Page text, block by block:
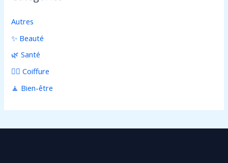
Autres
✨ Beauté
🌿 Santé
💇‍♀️ Coiffure
🧘 Bien-être